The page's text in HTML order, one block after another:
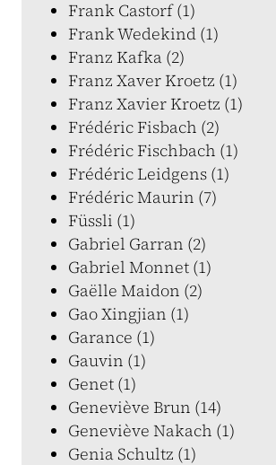
Frank Castorf (1)
Frank Wedekind (1)
Franz Kafka (2)
Franz Xaver Kroetz (1)
Franz Xavier Kroetz (1)
Frédéric Fisbach (2)
Frédéric Fischbach (1)
Frédéric Leidgens (1)
Frédéric Maurin (7)
Füssli (1)
Gabriel Garran (2)
Gabriel Monnet (1)
Gaëlle Maidon (2)
Gao Xingjian (1)
Garance (1)
Gauvin (1)
Genet (1)
Geneviève Brun (14)
Geneviève Nakach (1)
Genia Schultz (1)